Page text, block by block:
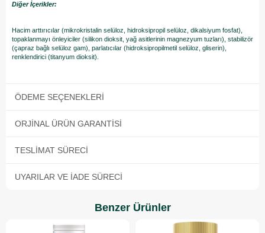
Diğer İçerikler:
Hacim arttırıcılar (mikrokristalin selüloz, hidroksipropil selüloz, dikalsiyum fosfat),
topaklanmayı önleyiciler (silikon dioksit, yağ asitlerinin magnezyum tuzları), stabilizör
(çapraz bağlı selüloz gam), parlatıcılar (hidroksipropilmetil selüloz, gliserin),
renklendirici (titanyum dioksit).
ÖDEME SEÇENEKLERI
ORJINAL ÜRÜN GARANTISI
TESLIMAT SÜRECI
UYARILAR VE İADE SÜRECI
Benzer Ürünler